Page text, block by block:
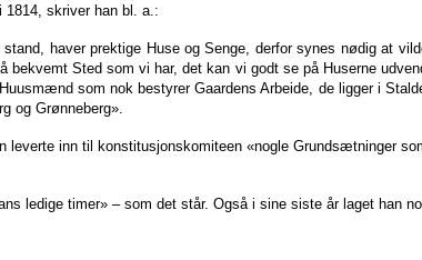
skriver han bl. a.:
haver prektige Huse og Senge, derfor synes nødig at
Sted som vi har, det kan vi godt se på Huserne
som nok bestyrer Gaardens Arbeide, de ligger i
og Grønneberg».
inn til konstitusjonskomiteen «nogle Grundsætninger
timer» – som det står. Også i sine siste år laget han